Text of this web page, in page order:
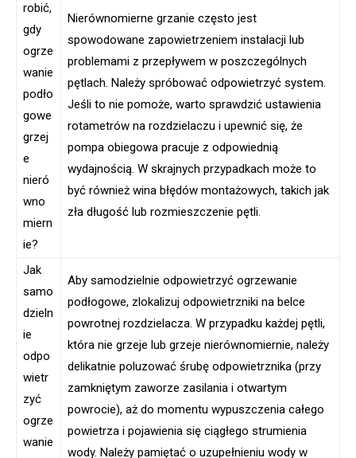
robić,
gdy
ogrze
wanie
podło
gowe
grzej
e
nieró
wno
miern
ie?
Nierównomierne grzanie często jest
spowodowane zapowietrzeniem instalacji lub
problemami z przepływem w poszczególnych
pętlach. Należy spróbować odpowietrzyć system.
Jeśli to nie pomoże, warto sprawdzić ustawienia
rotametrów na rozdzielaczu i upewnić się, że
pompa obiegowa pracuje z odpowiednią
wydajnością. W skrajnych przypadkach może to
być również wina błędów montażowych, takich jak
zła długość lub rozmieszczenie pętli.
Jak
samo
dzieln
ie
odpo
wietr
zyć
ogrze
wanie
Aby samodzielnie odpowietrzyć ogrzewanie
podłogowe, zlokalizuj odpowietrzniki na belce
powrotnej rozdzielacza. W przypadku każdej pętli,
która nie grzeje lub grzeje nierównomiernie, należy
delikatnie poluzować śrubę odpowietrznika (przy
zamkniętym zaworze zasilania i otwartym
powrocie), aż do momentu wypuszczenia całego
powietrza i pojawienia się ciągłego strumienia
wody. Należy pamiętać o uzupełnieniu wody w